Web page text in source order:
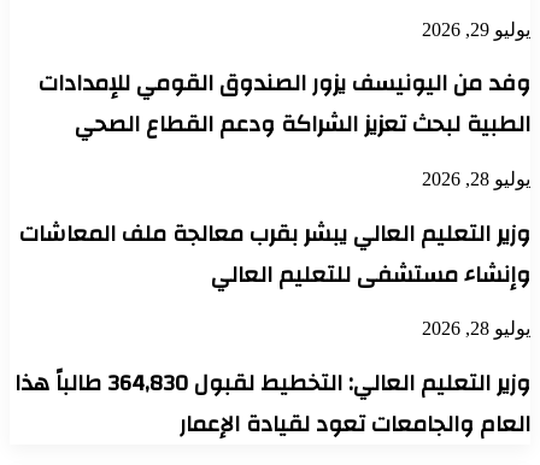
يوليو 29, 2026
وفد من اليونيسف يزور الصندوق القومي للإمدادات
الطبية لبحث تعزيز الشراكة ودعم القطاع الصحي
يوليو 28, 2026
وزير التعليم العالي يبشر بقرب معالجة ملف المعاشات
وإنشاء مستشفى للتعليم العالي
يوليو 28, 2026
وزير التعليم العالي: التخطيط لقبول 364,830 طالباً هذا
العام والجامعات تعود لقيادة الإعمار